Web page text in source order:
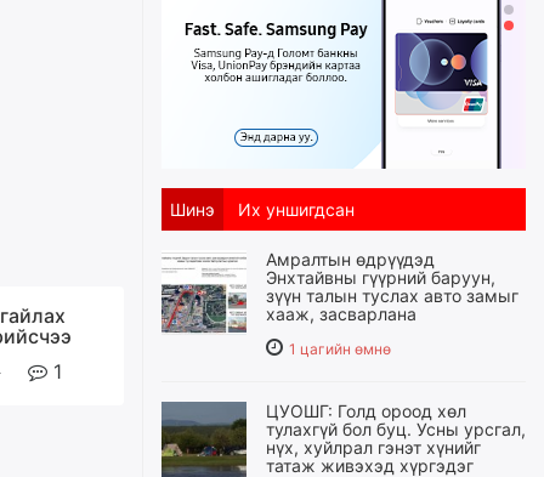
1
Шинэ Их уншигдсан
Амралтын өдрүүдэд
Энхтайвны гүүрний баруун,
зүүн талын туслах авто замыг
хааж, засварлана
1 цагийн өмнө
ЦУОШГ: Голд ороод хөл
тулахгүй бол буц. Усны урсгал,
нүх, хуйлрал гэнэт хүнийг
татаж живэхэд хүргэдэг